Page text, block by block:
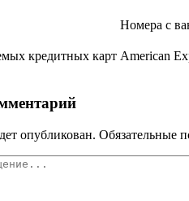
Номера с
кредитных карт American
опубликован. Обязательные